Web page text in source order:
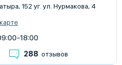
152 уг. ул. Нурмакова, 4
18:00
288 отзывов